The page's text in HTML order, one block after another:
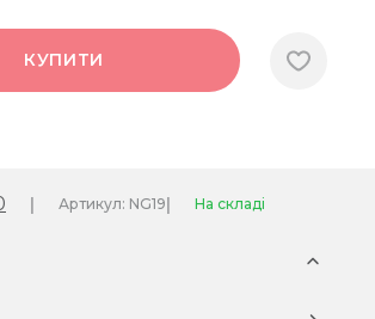
КУПИТИ
| Артикул: NG19| На складі